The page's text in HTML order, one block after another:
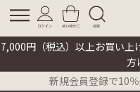
7,000円（税込）以上お買い上
方
新規会員登録で10